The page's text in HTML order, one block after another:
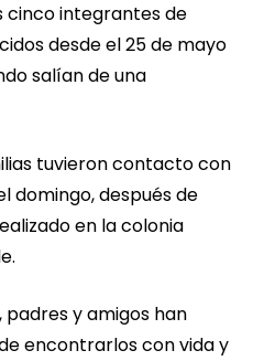
cinco integrantes de
desde el 25 de mayo
salían de una
tuvieron contacto con
domingo, después de
en la colonia
y amigos han
encontrarlos con vida y